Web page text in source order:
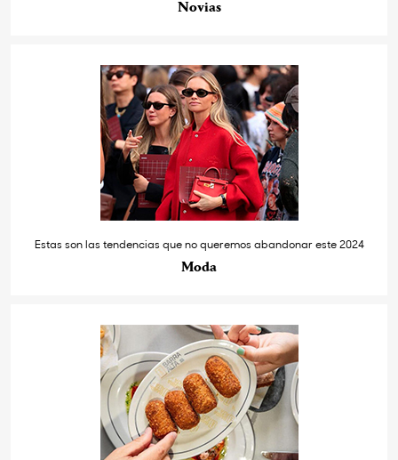
Novias
Estas son las tendencias que no queremos abandonar este 2024
Moda